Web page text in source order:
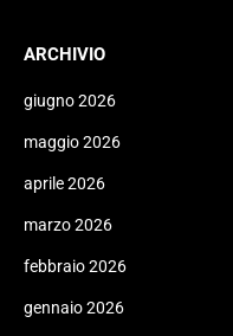
ARCHIVIO
giugno 2026
maggio 2026
aprile 2026
marzo 2026
febbraio 2026
gennaio 2026